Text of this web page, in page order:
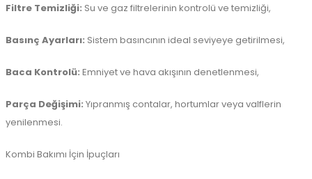
Filtre Temizliği: Su ve gaz filtrelerinin kontrolü ve temizliği,
Basınç Ayarları: Sistem basıncının ideal seviyeye getirilmesi,
Baca Kontrolü: Emniyet ve hava akışının denetlenmesi,
Parça Değişimi: Yıpranmış contalar, hortumlar veya valflerin
yenilenmesi.
Kombi Bakımı İçin İpuçları